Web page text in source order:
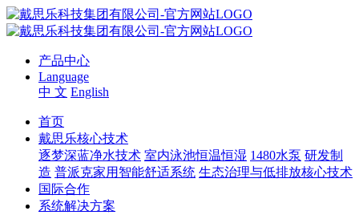
产品中心
Language
中 文 English
首页
戴思乐核心技术
逐梦深蓝净水技术 室内泳池恒温恒湿 1480水泵 研发制
造 普派克家用智能舒适系统 生态治理与低排放核心技术
国际合作
系统解决方案